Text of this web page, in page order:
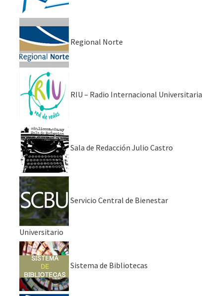
Regional Norte
RIU – Radio Internacional Universitaria
Sala de Redacción Julio Castro
Servicio Central de Bienestar
Universitario
Sistema de Bibliotecas